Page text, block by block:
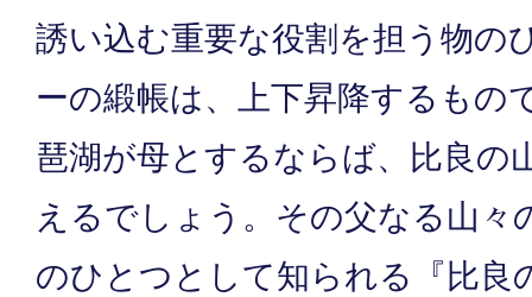
誘い込む重要な役割を担う物の
ーの緞帳は、上下昇降するもの
琶湖が母とするならば、比良の
えるでしょう。その父なる山々
のひとつとして知られる『比良